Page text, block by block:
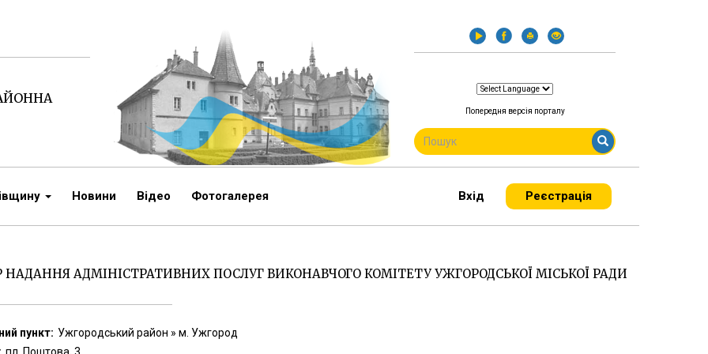
Попередня версія порталу
ПОШУКОВА
ФОРМА
Пошук
Вхід
Реєстрація
Новини Відео Фотогалерея
НАДАННЯ АДМІНІСТРАТИВНИХ ПОСЛУГ ВИКОНАВЧОГО КОМІТЕТУ УЖГОРОДСЬКОЇ МІСЬКОЇ РАДИ
пункт: Ужгородський район » м. Ужгород